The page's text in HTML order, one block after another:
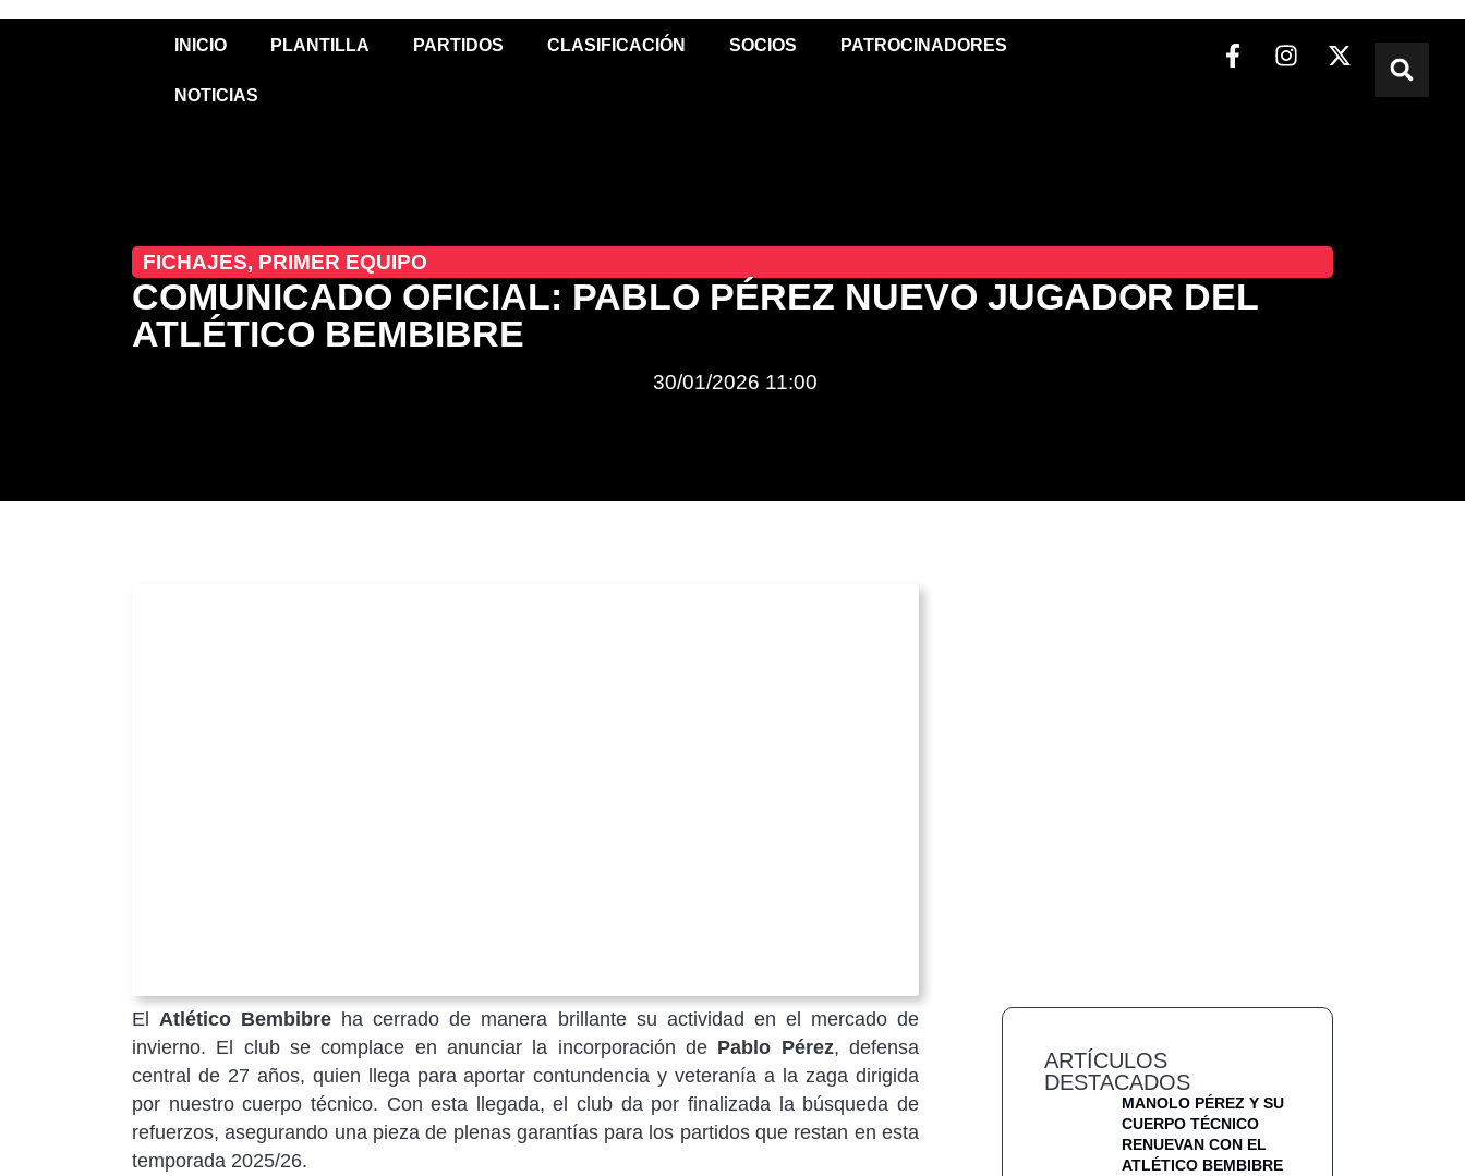
INICIO PLANTILLA PARTIDOS CLASIFICACIÓN SOCIOS PATROCINADORES
NOTICIAS
FICHAJES, PRIMER EQUIPO
COMUNICADO OFICIAL: PABLO PÉREZ NUEVO JUGADOR DEL
ATLÉTICO BEMBIBRE
30/01/2026 11:00
ElAtlético Bembibre ha cerrado de manera brillante su actividad en el mercado de
invierno. El club se complace en anunciar la incorporación de Pablo Pérez, defensa
central de 27 años, quien llega para aportar contundencia y veteranía a la zaga dirigida
por nuestro cuerpo técnico. Con esta llegada, el club da por finalizada la búsqueda de
refuerzos, asegurando una pieza de plenas garantías para los partidos que restan en esta
temporada 2025/26.
ARTÍCULOS
DESTACADOS
MANOLO PÉREZ Y SU
CUERPO TÉCNICO
RENUEVAN CON EL
ATLÉTICO BEMBIBRE